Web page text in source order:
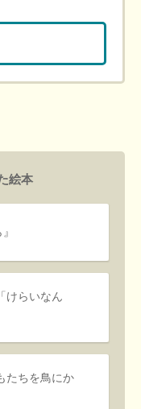
絵本
けらいなん
たちを鳥にか